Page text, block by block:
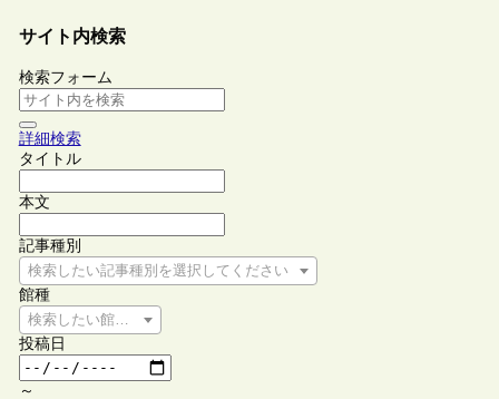
サイト内検索
検索フォーム
詳細検索
タイトル
本文
記事種別
検索したい記事種別を選択してください
館種
検索したい館種を選択してください
投稿日
～